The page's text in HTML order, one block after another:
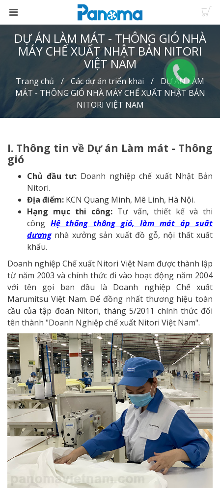
DỰ ÁN LÀM MÁT - THÔNG GIÓ NHÀ
MÁY CHẾ XUẤT NHẬT BẢN NITORI
VIỆT NAM
Trang chủ Các dự án triển khai
DỰ ÁN LÀM
MÁT - THÔNG GIÓ NHÀ MÁY CHẾ XUẤT NHẬT BẢN
NITORI VIỆT NAM
I. Thông tin về Dự án Làm mát - Thông
gió
Chủ đầu tư: Doanh nghiệp chế xuất Nhật Bản
Nitori.
Địa điểm: KCN Quang Minh, Mê Linh, Hà Nội.
Hạng mục thi công: Tư vấn, thiết kế và thi
công Hệ thống thông gió, làm mát áp suất
dươngnhà xưởng sản xuất đồ gỗ, nội thất xuất
khẩu.
Doanh nghiệp Chế xuất Nitori Việt Nam được thành lập
từ năm 2003 và chính thức đi vào hoạt động năm 2004
với tên gọi ban đầu là Doanh nghiệp Chế xuất
Marumitsu Việt Nam. Để đồng nhất thương hiệu toàn
cầu của tập đoàn Nitori, tháng 5/2011 chính thức đổi
tên thành "Doanh Nghiệp chế xuất Nitori Việt Nam".